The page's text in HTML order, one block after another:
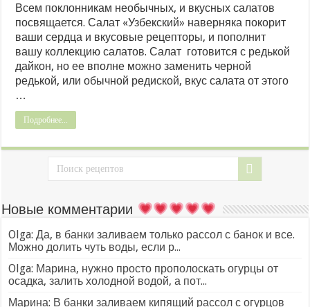
Всем поклонникам необычных, и вкусных салатов
посвящается. Салат «Узбекский» наверняка покорит
ваши сердца и вкусовые рецепторы, и пополнит
вашу коллекцию салатов. Салат готовится с редькой
дайкон, но ее вполне можно заменить черной
редькой, или обычной редиской, вкус салата от этого
…
Подробнее...
Новые комментарии
Olga: Да, в банки заливаем только рассол с банок и все.
Можно долить чуть воды, если р...
Olga: Марина, нужно просто прополоскать огурцы от
осадка, залить холодной водой, а пот...
Марина: В банки заливаем кипящий рассол с огурцов